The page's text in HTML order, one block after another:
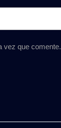
vez que comente.